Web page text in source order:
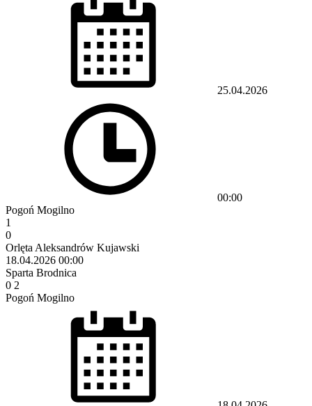
25.04.2026
00:00
Pogoń Mogilno
1
0
Orlęta Aleksandrów Kujawski
18.04.2026 00:00
Sparta Brodnica
0 2
Pogoń Mogilno